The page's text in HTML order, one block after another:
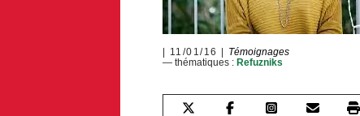
11/01/16
Témoignages
— thématiques : Refuzniks